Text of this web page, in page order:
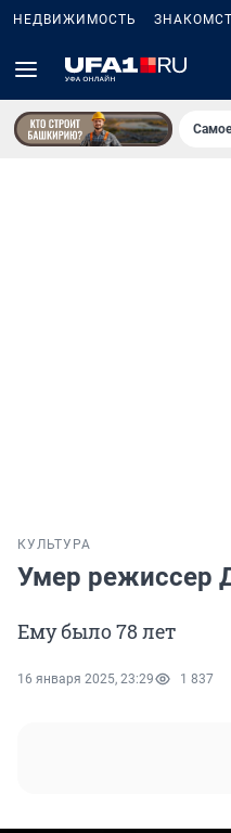
НЕДВИЖИМОСТЬ
КУЛЬТУРА
Умер режиссер
Ему было 78 лет
16 января 2025, 23:29 1 837